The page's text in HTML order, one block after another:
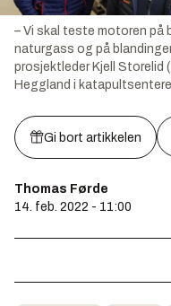
– Vi skal teste motoren på
naturgass og på
prosjektleder Kjell Storelid
Heggland i
Gi bort artikkelen
Thomas Førde
14. feb. 2022 - 11:00